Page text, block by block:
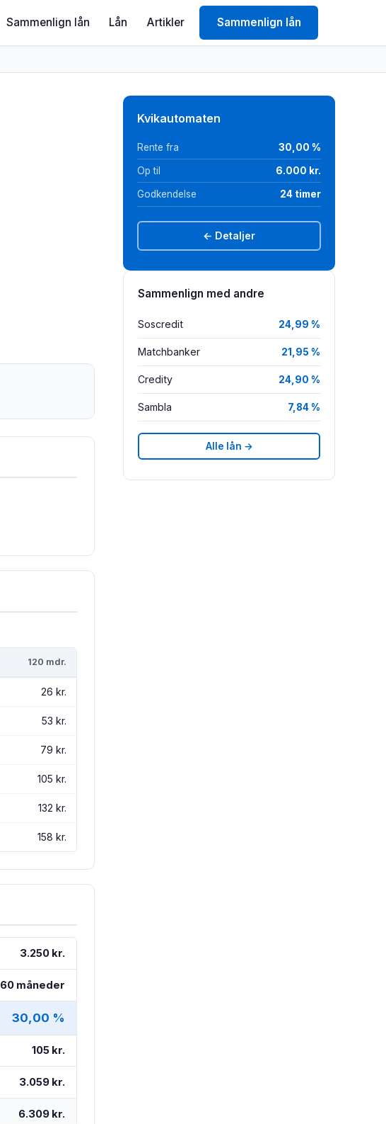
Sammenlign lån Lån Artikler Sammenlign lån
120 mdr.
26 kr.
53 kr.
79 kr.
105 kr.
132 kr.
158 kr.
3.250 kr.
60 måneder
30,00 %
105 kr.
3.059 kr.
6.309 kr.
Kvikautomaten
Rente fra 30,00 %
Op til 6.000 kr.
Godkendelse 24 timer
← Detaljer
Sammenlign med andre
Soscredit 24,99 %
Matchbanker 21,95 %
Credity 24,90 %
Sambla 7,84 %
Alle lån →